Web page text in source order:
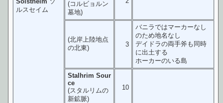
ルスセイム
(コルビョルン
墓地)
(北岸上陸地点
の北東)
3
バニラではマーカーなし
のため地名なし
デイドラの両手斧も同時
に出土する
ホーカーのいる島
Stalhrim Sour
ce
(スタルリムの
新鉱脈)
10